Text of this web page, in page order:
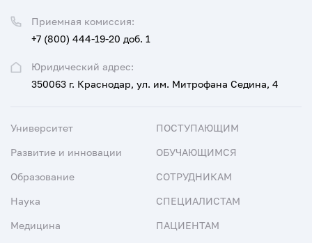
Юридический адрес:
350063 г. Краснодар, ул. им. Митрофана Седина, 4
Приемная комиссия:
+7 (800) 444-19-20 доб. 1
Университет
Развитие и инновации
Образование
Наука
Медицина
ПОСТУПАЮЩИМ
ОБУЧАЮЩИМСЯ
СОТРУДНИКАМ
СПЕЦИАЛИСТАМ
ПАЦИЕНТАМ